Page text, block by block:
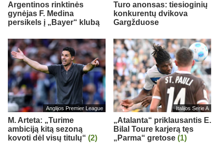
Argentinos rinktinės
gynėjas F. Medina
persikels į „Bayer“ klubą
Turo anonsas: tiesioginių
konkurentų dvikova
Gargžduose
Anglijos Premier League
M. Arteta: „Turime
ambiciją kitą sezoną
kovoti dėl visų titulų“ (2)
Italijos Serie A
„Atalanta“ priklausantis E.
Bilal Toure karjerą tęs
„Parma“ gretose (1)